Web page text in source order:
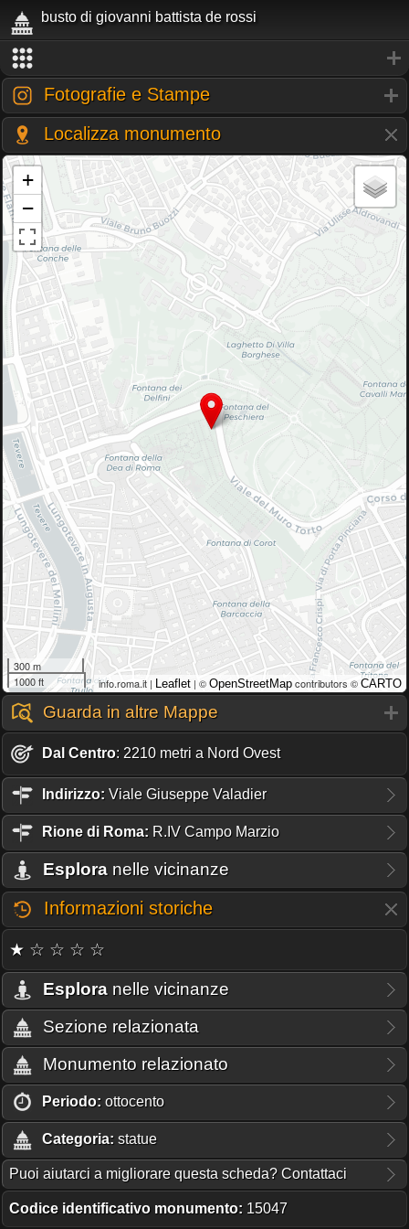
busto di giovanni battista de rossi
Fotografie e Stampe
Localizza monumento
+
−
300 m
1000 ft
info.roma.it | Leaflet | © OpenStreetMap contributors © CARTO
Guarda in altre Mappe
Dal Centro: 2210 metri a Nord Ovest
Indirizzo: Viale Giuseppe Valadier
Rione di Roma: R.IV Campo Marzio
Esplora nelle vicinanze
Informazioni storiche
★ ☆ ☆ ☆ ☆
Esplora nelle vicinanze
Sezione relazionata
Monumento relazionato
Periodo: ottocento
Categoria: statue
Puoi aiutarci a migliorare questa scheda? Contattaci
Codice identificativo monumento: 15047